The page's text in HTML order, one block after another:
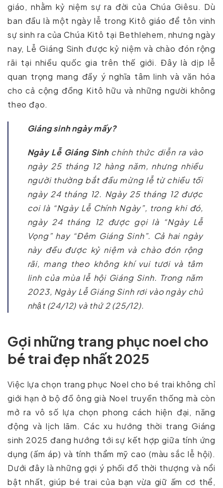
giáo, nhằm kỷ niệm sự ra đời của Chúa Giêsu. Dù
ban đầu là một ngày lễ trong Kitô giáo để tôn vinh
sự sinh ra của Chúa Kitô tại Bethlehem, nhưng ngày
nay, Lễ Giáng Sinh được kỷ niệm và chào đón rộng
rãi tại nhiều quốc gia trên thế giới. Đây là dịp lễ
quan trọng mang đầy ý nghĩa tâm linh và văn hóa
cho cả cộng đồng Kitô hữu và những người không
theo đạo.
Giáng sinh ngày mấy?
Ngày Lễ Giáng Sinhchính thức diễn ra vào
ngày 25 tháng 12 hàng năm, nhưng nhiều
người thường bắt đầu mừng lễ từ chiều tối
ngày 24 tháng 12. Ngày 25 tháng 12 được
coi là “Ngày Lễ Chính Ngày”, trong khi đó,
ngày 24 tháng 12 được gọi là “Ngày Lễ
Vọng” hay “Đêm Giáng Sinh”. Cả hai ngày
này đều được kỷ niệm và chào đón rộng
rãi, mang theo không khí vui tươi và tâm
linh của mùa lễ hội Giáng Sinh. Trong năm
2023, Ngày Lễ Giáng Sinh rơi vào ngày chủ
nhật (24/12) và thứ 2 (25/12).
Gợi những trang phục noel cho
bé trai đẹp nhất 2025
Việc lựa chọn trang phục Noel cho bé trai không chỉ
giới hạn ở bộ đồ ông già Noel truyền thống mà còn
mở ra vô số lựa chọn phong cách hiện đại, năng
động và lịch lãm. Các xu hướng thời trang Giáng
sinh 2025 đang hướng tới sự kết hợp giữa tính ứng
dụng (ấm áp) và tính thẩm mỹ cao (màu sắc lễ hội).
Dưới đây là những gợi ý phối đồ thời thượng và nổi
bật nhất, giúp bé trai của bạn vừa giữ ấm cơ thể,